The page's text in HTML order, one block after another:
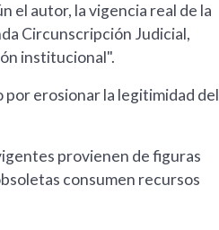
el autor, la vigencia real de la
Circunscripción Judicial,
institucional".
erosionar la legitimidad del
provienen de figuras
consumen recursos